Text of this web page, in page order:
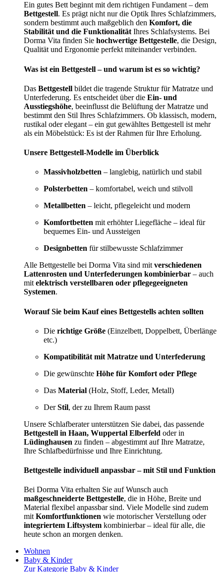
Ein gutes Bett beginnt mit dem richtigen Fundament – dem
Bettgestell. Es prägt nicht nur die Optik Ihres Schlafzimmers,
sondern bestimmt auch maßgeblich den Komfort, die
Stabilität und die Funktionalität Ihres Schlafsystems. Bei
Dorma Vita finden Sie hochwertige Bettgestelle, die Design,
Qualität und Ergonomie perfekt miteinander verbinden.
Was ist ein Bettgestell – und warum ist es so wichtig?
Das Bettgestell bildet die tragende Struktur für Matratze und
Unterfederung. Es entscheidet über die Ein- und
Ausstiegshöhe, beeinflusst die Belüftung der Matratze und
bestimmt den Stil Ihres Schlafzimmers. Ob klassisch, modern,
rustikal oder elegant – ein gut gewähltes Bettgestell ist mehr
als ein Möbelstück: Es ist der Rahmen für Ihre Erholung.
Unsere Bettgestell-Modelle im Überblick
Massivholzbetten – langlebig, natürlich und stabil
Polsterbetten – komfortabel, weich und stilvoll
Metallbetten – leicht, pflegeleicht und modern
Komfortbetten mit erhöhter Liegefläche – ideal für
bequemes Ein- und Aussteigen
Designbetten für stilbewusste Schlafzimmer
Alle Bettgestelle bei Dorma Vita sind mit verschiedenen
Lattenrosten und Unterfederungen kombinierbar – auch
mit elektrisch verstellbaren oder pflegegeeigneten
Systemen.
Worauf Sie beim Kauf eines Bettgestells achten sollten
Die richtige Größe (Einzelbett, Doppelbett, Überlänge
etc.)
Kompatibilität mit Matratze und Unterfederung
Die gewünschte Höhe für Komfort oder Pflege
Das Material (Holz, Stoff, Leder, Metall)
DerStil, der zu Ihrem Raum passt
Unsere Schlafberater unterstützen Sie dabei, das passende
Bettgestell in Haan, Wuppertal Elberfeld oder in
Lüdinghausen zu finden – abgestimmt auf Ihre Matratze,
Ihre Schlafbedürfnisse und Ihre Einrichtung.
Bettgestelle individuell anpassbar – mit Stil und Funktion
Bei Dorma Vita erhalten Sie auf Wunsch auch
maßgeschneiderte Bettgestelle, die in Höhe, Breite und
Material flexibel anpassbar sind. Viele Modelle sind zudem
mit Komfortfunktionen wie motorischer Verstellung oder
integriertem Liftsystem kombinierbar – ideal für alle, die
heute schon an morgen denken.
Wohnen
Baby & Kinder
Zur Kategorie Baby & Kinder